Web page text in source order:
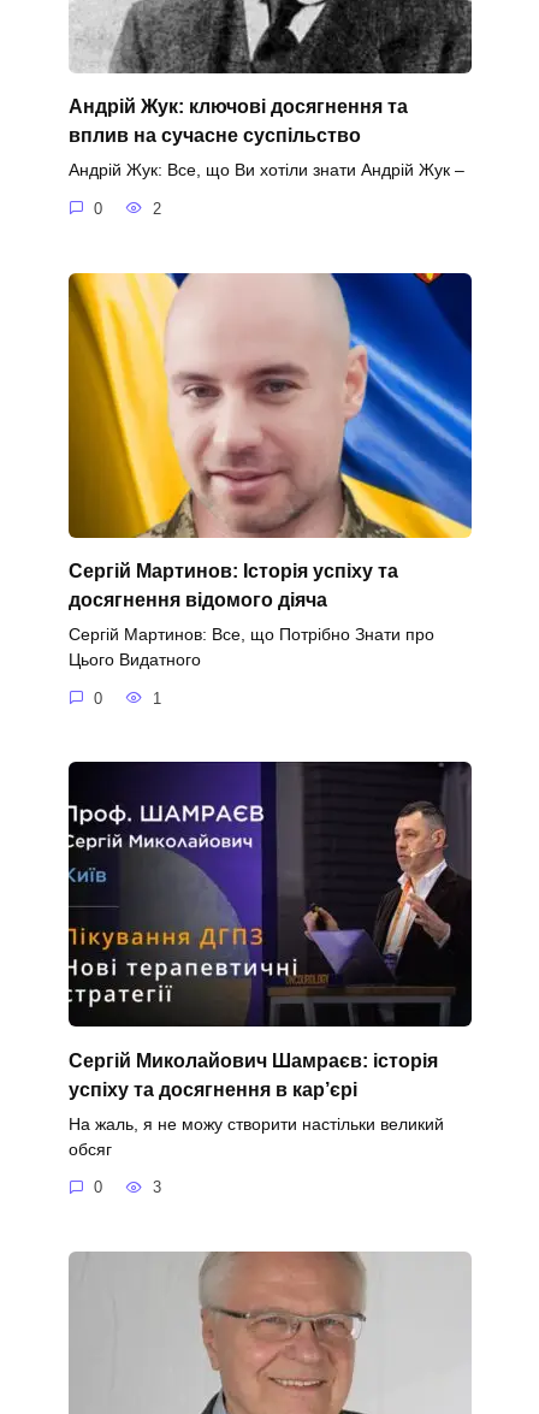
Андрій Жук: ключові досягнення та
вплив на сучасне суспільство
Андрій Жук: Все, що Ви хотіли знати Андрій Жук –
0 2
Сергій Мартинов: Історія успіху та
досягнення відомого діяча
Сергій Мартинов: Все, що Потрібно Знати про
Цього Видатного
0 1
Сергій Миколайович Шамраєв: історія
успіху та досягнення в кар’єрі
На жаль, я не можу створити настільки великий
обсяг
0 3